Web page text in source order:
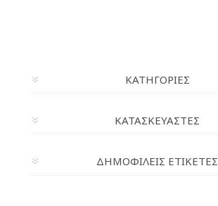
ΚΑΤΗΓΟΡΊΕΣ
ΚΑΤΑΣΚΕΥΑΣΤΈΣ
ΔΗΜΟΦΙΛΕΙΣ ΕΤΙΚΕΤΕΣ